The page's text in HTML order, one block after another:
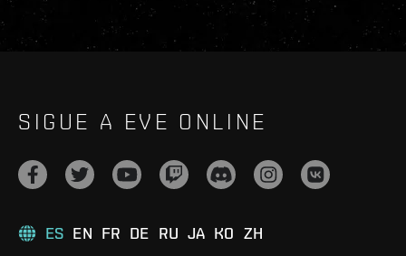
SIGUE A EVE ONLINE
ES EN FR DE RU JA KO ZH